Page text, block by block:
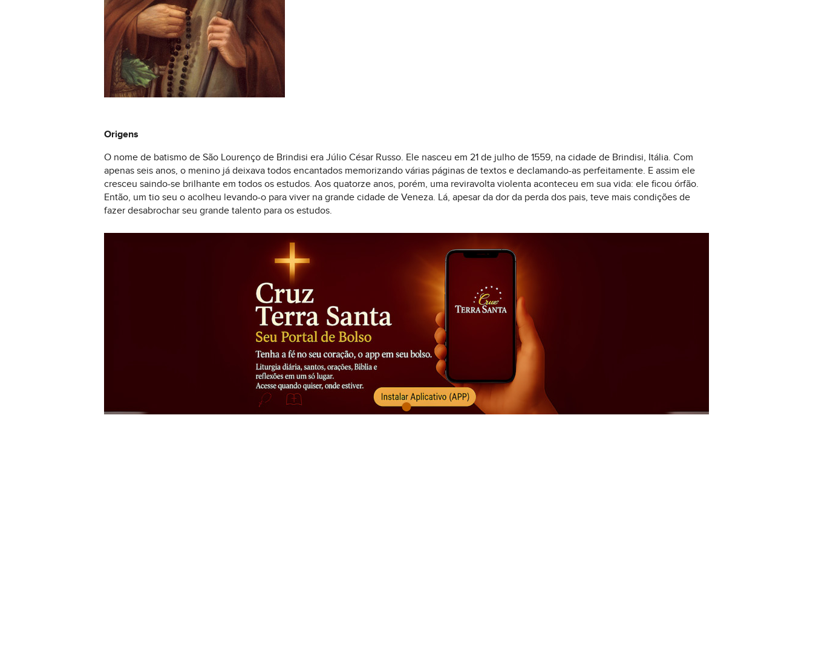
Origens
O nome de batismo de São Lourenço de Brindisi era Júlio César Russo. Ele nasceu em 21 de julho de 1559, na cidade de Brindisi, Itália. Com
apenas seis anos, o menino já deixava todos encantados memorizando várias páginas de textos e declamando-as perfeitamente. E assim ele
cresceu saindo-se brilhante em todos os estudos. Aos quatorze anos, porém, uma reviravolta violenta aconteceu em sua vida: ele ficou órfão.
Então, um tio seu o acolheu levando-o para viver na grande cidade de Veneza. Lá, apesar da dor da perda dos pais, teve mais condições de
fazer desabrochar seu grande talento para os estudos.